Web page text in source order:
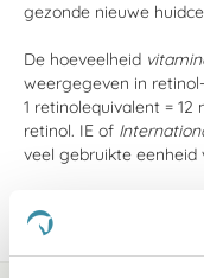
gezonde nieuwe
De hoeveelheid
weergegeven in
1 retinolequivalent =
retinol. IE of
veel gebruikte eenheid